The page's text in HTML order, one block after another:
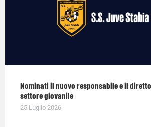
Nominati il nuovo responsabile e il
settore giovanile
25 Luglio 2026